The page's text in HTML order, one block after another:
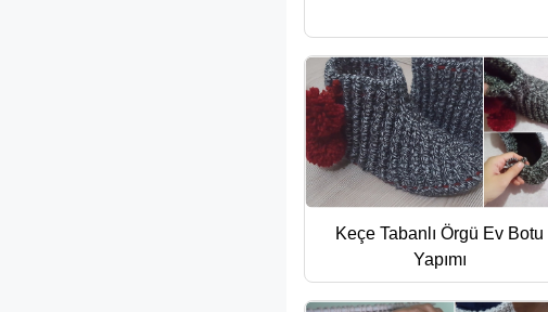
Keçe Tabanlı Örgü Ev Botu
Yapımı